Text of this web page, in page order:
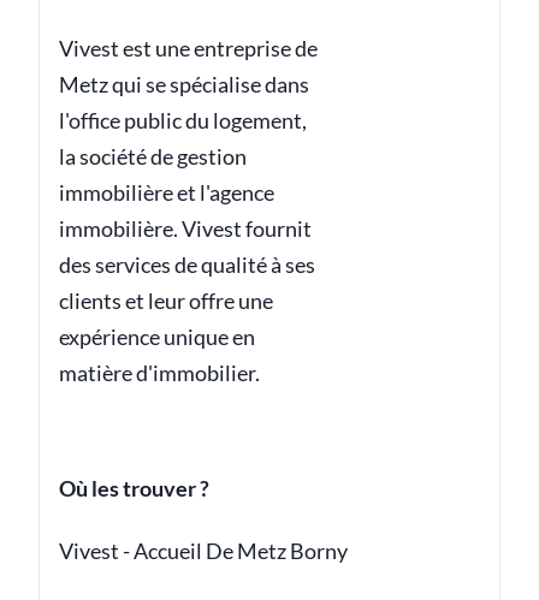
Vivest est une entreprise de
Metz qui se spécialise dans
l'office public du logement,
la société de gestion
immobilière et l'agence
immobilière. Vivest fournit
des services de qualité à ses
clients et leur offre une
expérience unique en
matière d'immobilier.
Où les trouver ?
Vivest - Accueil De Metz Borny